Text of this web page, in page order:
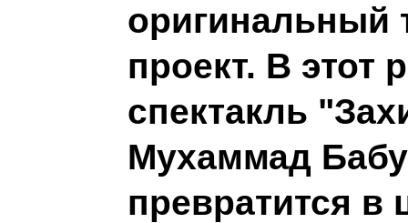
оригинальный
проект. В этот
спектакль
Мухаммад
превратится в